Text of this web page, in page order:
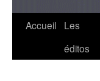
Accueil
Les
éditos